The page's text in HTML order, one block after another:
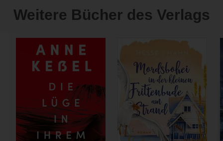
Weitere Bücher des Verlags